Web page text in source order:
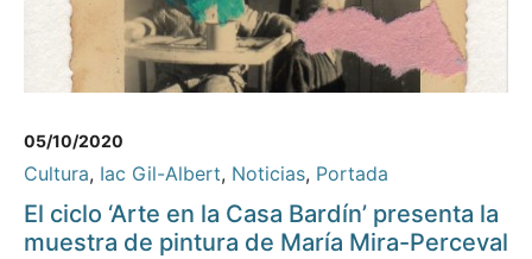
05/10/2020
Cultura, Iac Gil-Albert, Noticias, Portada
El ciclo ‘Arte en la Casa Bardín’ presenta la
muestra de pintura de María Mira-Perceval